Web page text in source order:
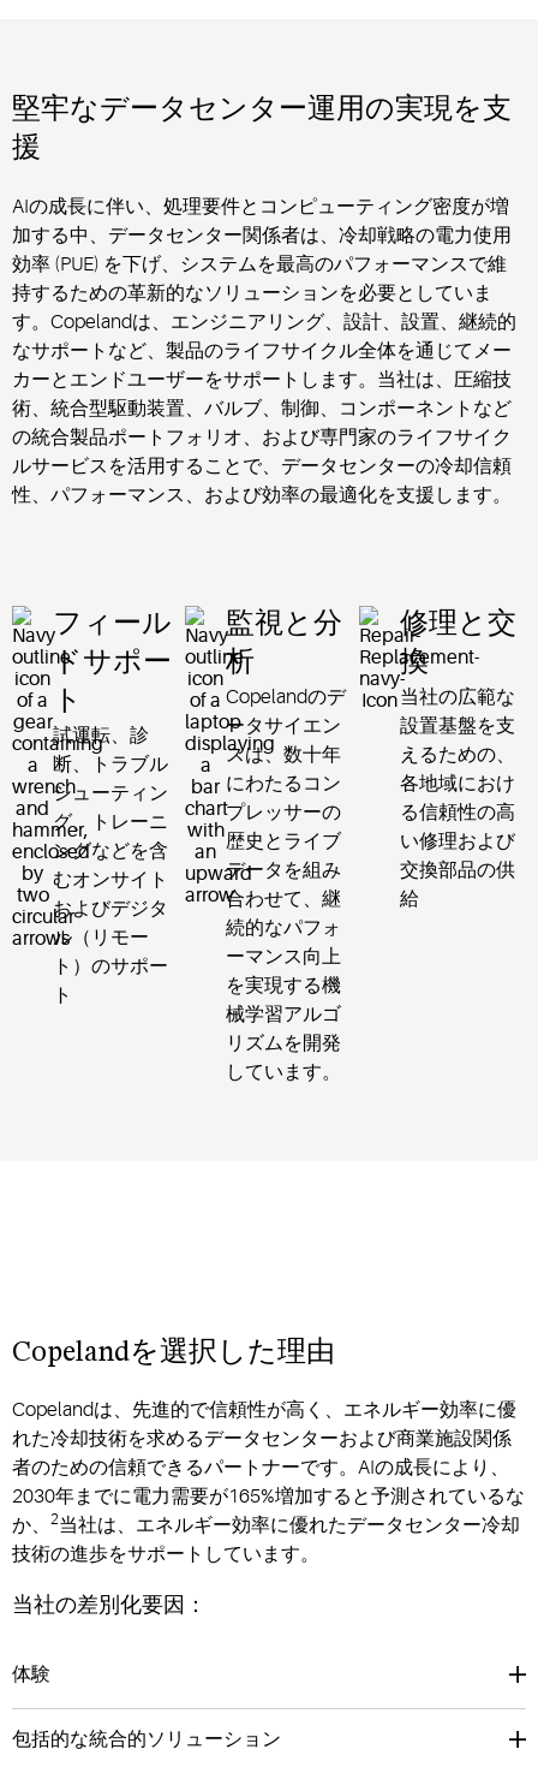
堅牢なデータセンター運用の実現を支
援
AIの成長に伴い、処理要件とコンピューティング密度が増
加する中、データセンター関係者は、冷却戦略の電力使用
効率 (PUE) を下げ、システムを最高のパフォーマンスで維
持するための革新的なソリューションを必要としていま
す。Copelandは、エンジニアリング、設計、設置、継続的
なサポートなど、製品のライフサイクル全体を通じてメー
カーとエンドユーザーをサポートします。当社は、圧縮技
術、統合型駆動装置、バルブ、制御、コンポーネントなど
の統合製品ポートフォリオ、および専門家のライフサイク
ルサービスを活用することで、データセンターの冷却信頼
性、パフォーマンス、および効率の最適化を支援します。
フィール
ドサポー
ト
試運転、診
断、トラブル
シューティン
グ、トレーニ
ングなどを含
むオンサイト
およびデジタ
ル（リモー
ト）のサポー
ト
監視と分
析
Copelandのデ
ータサイエン
スは、数十年
にわたるコン
プレッサーの
歴史とライブ
データを組み
合わせて、継
続的なパフォ
ーマンス向上
を実現する機
械学習アルゴ
リズムを開発
しています。
修理と交
換
当社の広範な
設置基盤を支
えるための、
各地域におけ
る信頼性の高
い修理および
交換部品の供
給
Copelandを選択した理由
Copelandは、先進的で信頼性が高く、エネルギー効率に優
れた冷却技術を求めるデータセンターおよび商業施設関係
者のための信頼できるパートナーです。AIの成長により、
2030年までに電力需要が165%増加すると予測されているな
か、
2当社は、エネルギー効率に優れたデータセンター冷却
技術の進歩をサポートしています。
当社の差別化要因：
体験
包括的な統合的ソリューション